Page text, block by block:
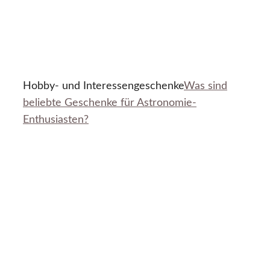
Hobby- und InteressengeschenkeWas sind
beliebte Geschenke für Astronomie-
Enthusiasten?